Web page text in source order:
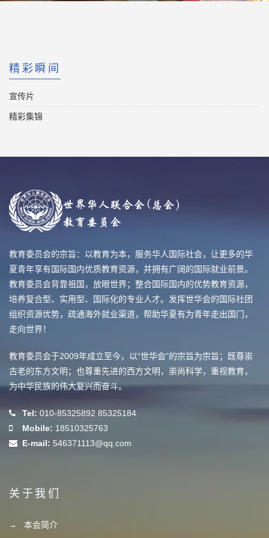
精彩瞬间
宣传片
精彩集锦
教育委员会的宗旨：以教育为本，服务华人国际社会，让更多的华
夏青年享有国际国内优质教育资源，并拥有广阔的国际就业前景。
教育委员会背靠祖国，放眼世界；整合国际国内的优势教育资源，
培养复合型、实用型、国际化的专业人才。发挥世华会的国际社团
组织资源优势，疏通海外就业渠道，帮助华夏有为青年走出国门，
走向世界！
教育委员会于2009年成立至今，以“世华会”的宗旨为宗旨；既尊崇
古老的东方文明；也尊重先进的西方文明，崇尚科学，重视教育，
为中华民族的伟大复兴而奋斗。
Tel: 010-85325892 85325184
Mobile: 18510325763
E-mail: 546371113@qq.com
关于我们
本会简介